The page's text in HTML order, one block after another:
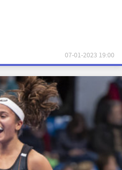
07-01-2023 19:00